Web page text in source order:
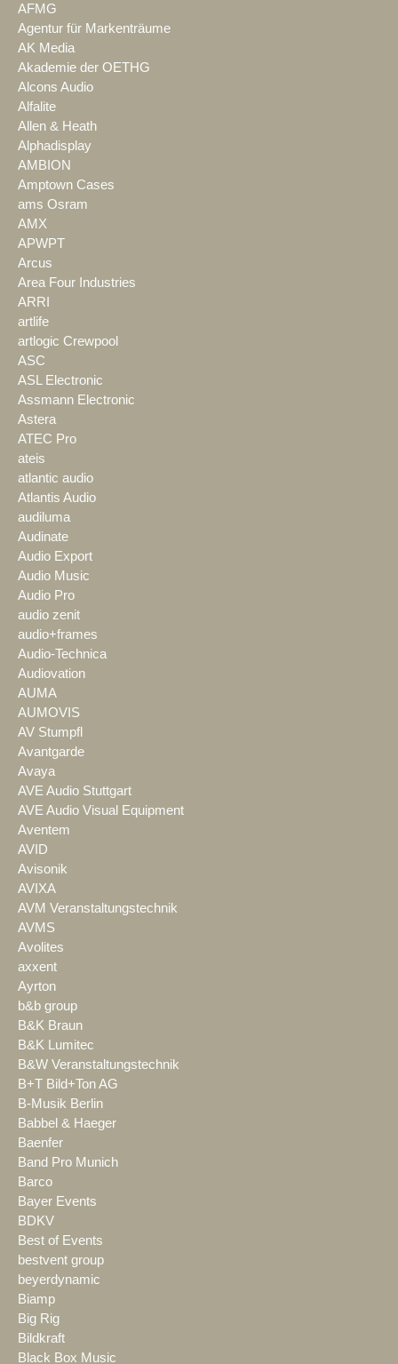
AFMG
Agentur für Markenträume
AK Media
Akademie der OETHG
Alcons Audio
Alfalite
Allen & Heath
Alphadisplay
AMBION
Amptown Cases
ams Osram
AMX
APWPT
Arcus
Area Four Industries
ARRI
artlife
artlogic Crewpool
ASC
ASL Electronic
Assmann Electronic
Astera
ATEC Pro
ateis
atlantic audio
Atlantis Audio
audiluma
Audinate
Audio Export
Audio Music
Audio Pro
audio zenit
audio+frames
Audio-Technica
Audiovation
AUMA
AUMOVIS
AV Stumpfl
Avantgarde
Avaya
AVE Audio Stuttgart
AVE Audio Visual Equipment
Aventem
AVID
Avisonik
AVIXA
AVM Veranstaltungstechnik
AVMS
Avolites
axxent
Ayrton
b&b group
B&K Braun
B&K Lumitec
B&W Veranstaltungstechnik
B+T Bild+Ton AG
B-Musik Berlin
Babbel & Haeger
Baenfer
Band Pro Munich
Barco
Bayer Events
BDKV
Best of Events
bestvent group
beyerdynamic
Biamp
Big Rig
Bildkraft
Black Box Music